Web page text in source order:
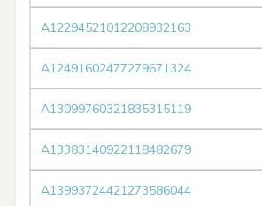
A12294521012208932163
A12491602477279671324
A13099760321835315119
A13383140922118482679
A13993724421273586044